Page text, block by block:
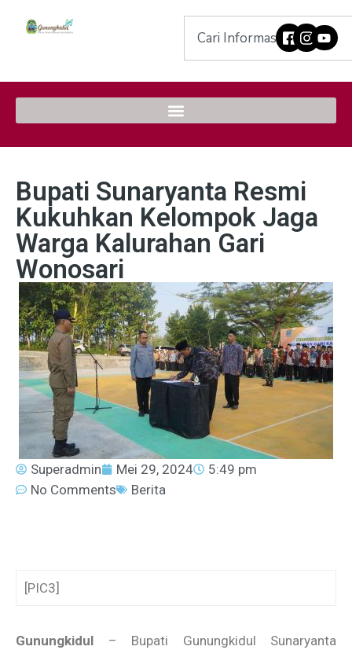
Bupati Sunaryanta Resmi
Kukuhkan Kelompok Jaga
Warga Kalurahan Gari
Wonosari
Superadmin Mei 29, 2024
5:49 pm
No Comments
Berita
[PIC3]
Gunungkidul – Bupati Gunungkidul Sunaryanta